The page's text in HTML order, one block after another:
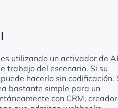
utilizando un activador de
trabajo del escenario. Si su
hacerlo sin codificación.
bastante simple para un
con CRM,